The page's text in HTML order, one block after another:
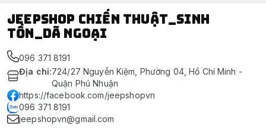
Jeepshop chiến thuật_sinh
tồn_dã ngoại
096 371 8191
Địa chỉ:724/27 Nguyễn Kiệm, Phường 04, Hồ Chí Minh -
Quận Phú Nhuận
https://facebook.com/jeepshopvn
096 371 8191
jeepshopvn@gmail.com